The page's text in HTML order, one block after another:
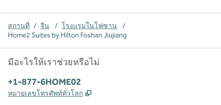
สถานที่ / จีน / โรงแรมในโฟซาน
/
Home2 Suites by Hilton Foshan Jiujiang
มีอะไรให้เราช่วยหรือไม่
โทรศัพท์:
+1-877-6HOME02
หมายเลขโทรศัพท์ทั่วโลก ,